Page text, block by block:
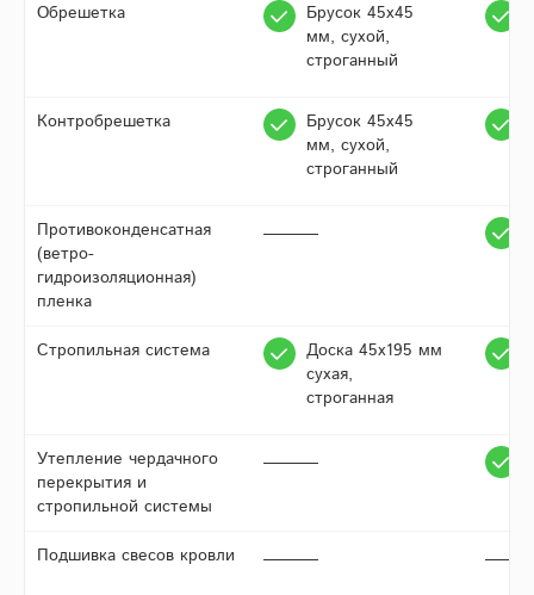
Обрешетка
Брусок 45х45
мм, сухой,
строганный
Контробрешетка
Брусок 45х45
мм, сухой,
строганный
Противоконденсатная
(ветро-
гидроизоляционная)
пленка
Стропильная система
Доска 45х195 мм
сухая,
строганная
Утепление чердачного
перекрытия и
стропильной системы
Подшивка свесов кровли